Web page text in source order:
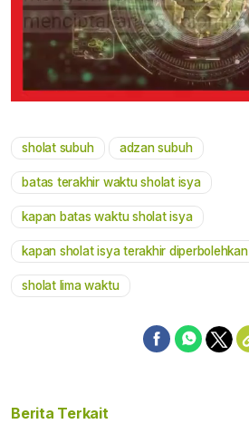
sholat subuh adzan subuh
batas terakhir waktu sholat isya
kapan batas waktu sholat isya
kapan sholat isya terakhir diperbolehkan
sholat lima waktu
Berita Terkait